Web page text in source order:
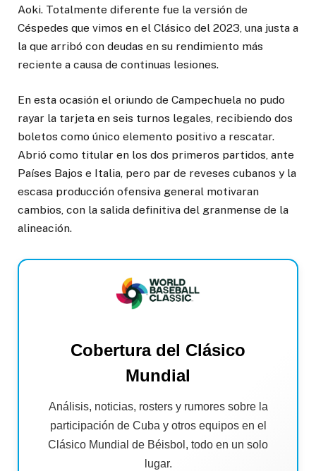
Aoki. Totalmente diferente fue la versión de
Céspedes que vimos en el Clásico del 2023, una justa a
la que arribó con deudas en su rendimiento más
reciente a causa de continuas lesiones.
En esta ocasión el oriundo de Campechuela no pudo
rayar la tarjeta en seis turnos legales, recibiendo dos
boletos como único elemento positivo a rescatar.
Abrió como titular en los dos primeros partidos, ante
Países Bajos e Italia, pero par de reveses cubanos y la
escasa producción ofensiva general motivaran
cambios, con la salida definitiva del granmense de la
alineación.
Cobertura del Clásico
Mundial
Análisis, noticias, rosters y rumores sobre la
participación de Cuba y otros equipos en el
Clásico Mundial de Béisbol, todo en un solo
lugar.